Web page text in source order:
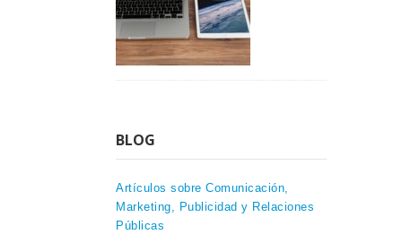
BLOG
Artículos sobre Comunicación,
Marketing, Publicidad y Relaciones
Públicas